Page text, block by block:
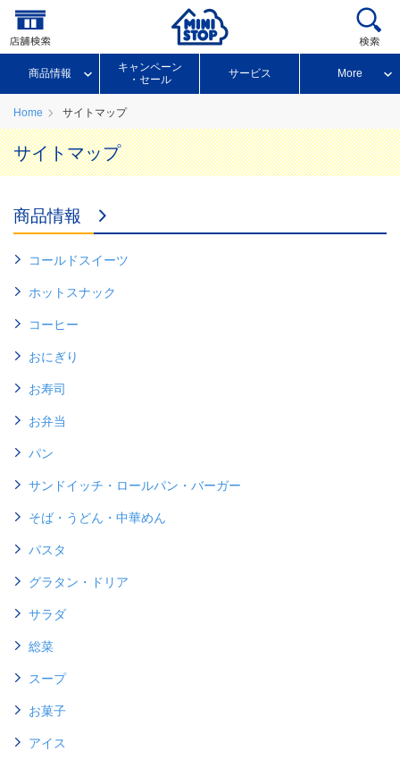
商品情報
キャンペーン
・セール
サービス More
Home サイトマップ
サイトマップ
商品情報
コールドスイーツ
ホットスナック
コーヒー
おにぎり
お寿司
お弁当
パン
サンドイッチ・ロールパン・バーガー
そば・うどん・中華めん
パスタ
グラタン・ドリア
サラダ
総菜
スープ
お菓子
アイス